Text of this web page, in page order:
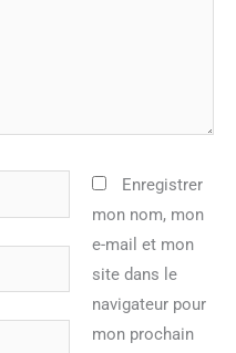
Enregistrer
mon nom, mon
e-mail et mon
site dans le
navigateur pour
mon prochain